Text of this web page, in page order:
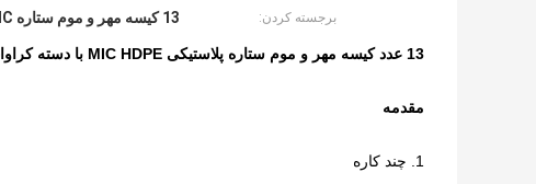
برجسته کردن: 13 کیسه مهر و موم ستاره MIC
13 عدد کیسه مهر و موم ستاره پلاستیکی MIC HDPE با دسته کراوات
مقدمه
1. چند کاره